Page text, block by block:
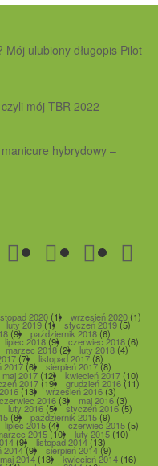
Mój ulubiony długopis Pilot
mój TBR 2022
hybrydowy –
2020 (1) wrzesień 2020 (1)
luty 2019(1) styczeń 2019(5)
(9) październik 2018(6)
lipiec 2018(9) czerwiec 2018(6)
marzec 2018(2) luty 2018 (4)
(7) listopad 2017(8)
2017(6) sierpień 2017(8)
maj 2017 (12) kwiecień 2017 (10)
2017(19) grudzień 2016(11)
(13) wrzesień 2016(3)
czerwiec 2016 (3) maj 2016(3)
luty 2016(5) styczeń 2016(5)
(8) październik 2015(9)
lipiec 2015(4) czerwiec 2015(5)
2015(10) luty 2015(10)
(9) listopad 2014 (13)
2014(9) sierpień 2014(9)
maj 2014 (13) kwiecień 2014 (16)